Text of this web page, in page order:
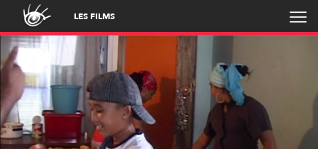
LES FILMS